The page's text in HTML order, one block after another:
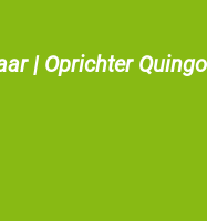
| Oprichter